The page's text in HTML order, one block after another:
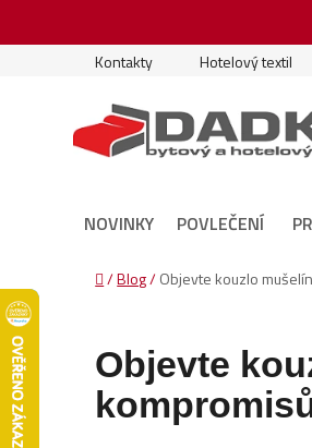
Kontakty
Hotelový textil
NOVINKY POVLEČENÍ
Domů
/Blog/Objevte kouzlo
Objevte